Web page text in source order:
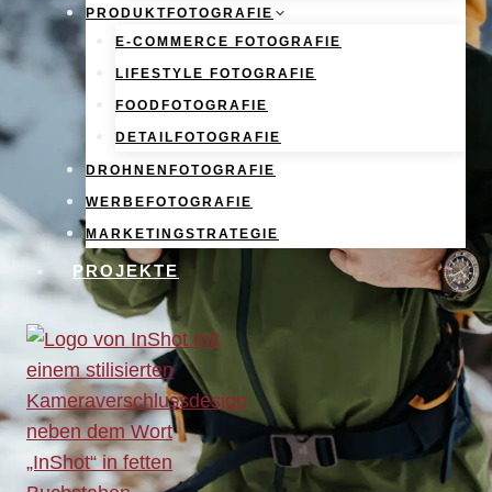
PRODUKTFOTOGRAFIE
E-COMMERCE FOTOGRAFIE
LIFESTYLE FOTOGRAFIE
FOODFOTOGRAFIE
DETAILFOTOGRAFIE
DROHNENFOTOGRAFIE
WERBEFOTOGRAFIE
MARKETINGSTRATEGIE
PROJEKTE